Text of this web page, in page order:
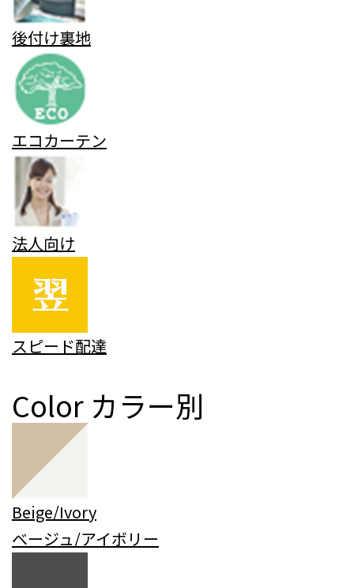
後付け裏地
エコカーテン
法人向け
スピード配達
Color カラー別
Beige/Ivory
ベージュ/アイボリー